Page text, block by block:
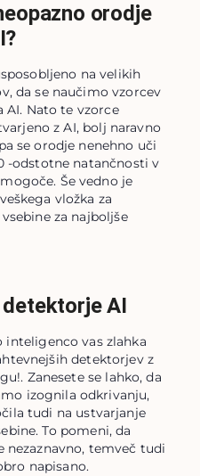
orodje
na velikih
da se naučimo vzorcev
AI. Nato te vzorce
z AI, bolj naravno
se orodje nenehno uči
-odstotne natančnosti v
Še vedno je
vložka za
za najboljše
AI
inteligenco vas zlahka
detektorjev z
Zanesete se lahko, da
izognila odkrivanju,
tudi na ustvarjanje
To pomeni, da
nezaznavno, temveč tudi
napisano.